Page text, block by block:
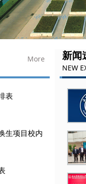
More
表
生项目校内
新闻
NEW